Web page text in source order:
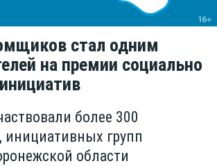
стал одним
на премии социально
более 300
инициативных групп
области